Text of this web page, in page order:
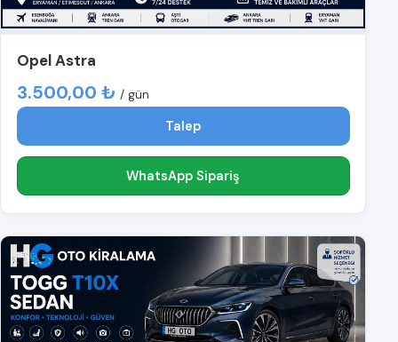
Opel Astra
3.500,00 ₺ / gün
Talep
WhatsApp Sipariş